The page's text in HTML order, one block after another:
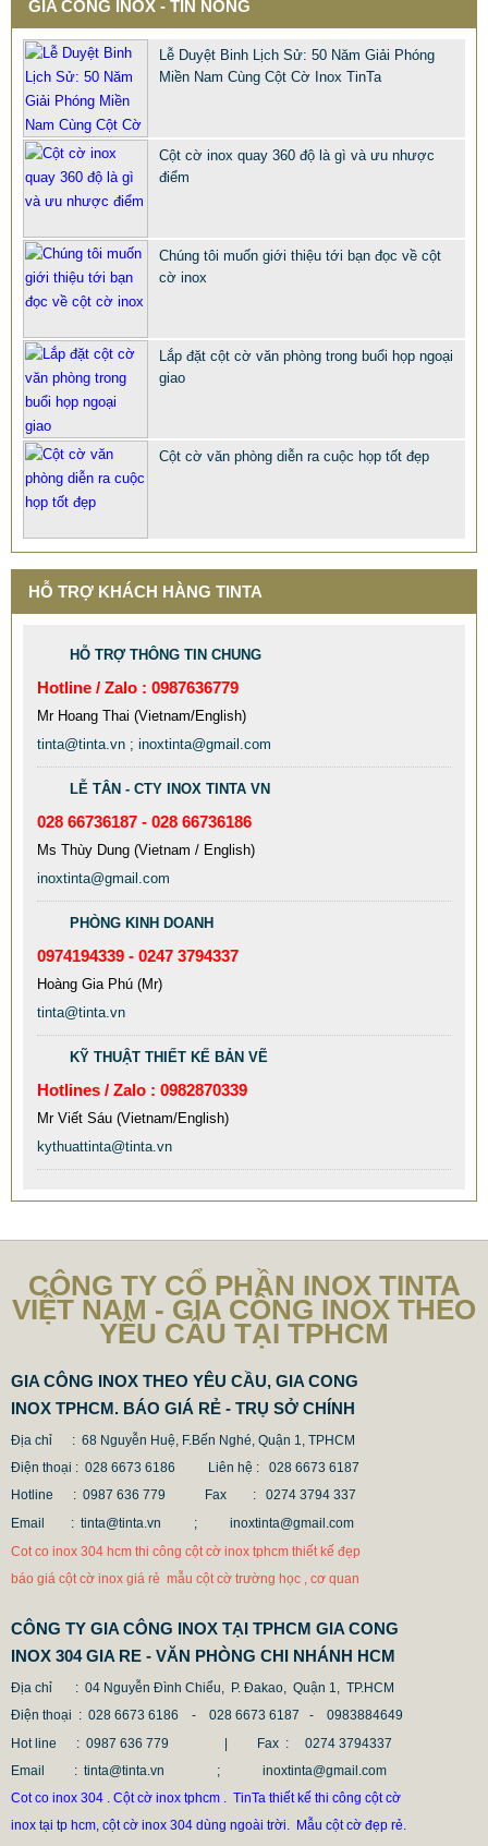
QUÀ TẶNG Ý NGHĨA CHO SẾP – ĐỘC LẠ, SANG TRỌNG -
CỜ ĐỂ BÀN & HỘP BÚT CAO CẤP
Mẫu: QUA TANG Y NGHIA CHO SEP
MẪU XE ĐẨY INOX ĐẸP GIÁ RẺ - XE ĐẨY HÀNH LÝ SÂN
BAY TẠI TPHCM THƯƠNG HIỆU TINTA
9.577.900 VNĐ
Mẫu: MAU XE DAY INOX 304 GIA RE
2.896.700 VNĐ2.986.700 VNĐ
Mẫu: MAU COT CO INOX 304
GIA CÔNG INOX - TIN NÓNG
Lễ Duyệt Binh Lịch Sử: 50 Năm Giải Phóng
Miền Nam Cùng Cột Cờ Inox TinTa
Cột cờ inox quay 360 độ là gì và ưu nhược
điểm
Chúng tôi muốn giới thiệu tới bạn đọc về cột
cờ inox
Lắp đặt cột cờ văn phòng trong buổi họp ngoại
giao
Cột cờ văn phòng diễn ra cuộc họp tốt đẹp
HỖ TRỢ KHÁCH HÀNG TINTA
HỖ TRỢ THÔNG TIN CHUNG
Hotline / Zalo : 0987636779
Mr Hoang Thai (Vietnam/English)
tinta@tinta.vn ; inoxtinta@gmail.com
LỄ TÂN - CTY INOX TINTA VN
028 66736187 - 028 66736186
Ms Thùy Dung (Vietnam / English)
inoxtinta@gmail.com
PHÒNG KINH DOANH
0974194339 - 0247 3794337
Hoàng Gia Phú (Mr)
tinta@tinta.vn
KỸ THUẬT THIẾT KẾ BẢN VẼ
Hotlines / Zalo : 0982870339
Mr Viết Sáu (Vietnam/English)
kythuattinta@tinta.vn
CÔNG TY CỔ PHẦN INOX TINTA
VIỆT NAM - GIA CÔNG INOX THEO
YÊU CẦU TẠI TPHCM
GIA CÔNG INOX THEO YÊU CẦU, GIA CONG
INOX TPHCM. BÁO GIÁ RẺ - TRỤ SỞ CHÍNH
Địa chỉ : 68 Nguyễn Huệ, F.Bến Nghé, Quận 1, TPHCM
Điện thoại : 028 6673 6186
Liên hệ : 028 6673 6187
Hotline : 0987 636 779 Fax
: 0274 3794 337
Email : tinta@tinta.vn ;
inoxtinta@gmail.com
Cot co inox 304 hcm thi công cột cờ inox tphcm thiết kế đẹp
báo giá cột cờ inox giá rẻ mẫu cột cờ trường học , cơ quan
CÔNG TY GIA CÔNG INOX TẠI TPHCM GIA CONG
INOX 304 GIA RE - VĂN PHÒNG CHI NHÁNH HCM
Địa chỉ
: 04 Nguyễn Đình Chiểu, P. Đakao, Quận 1, TP.HCM
Điện thoại : 028 6673 6186 - 028 6673 6187 -
0983884649
Hot line
: 0987 636 779 | Fax :
0274 3794337
Email
: tinta@tinta.vn ; inoxtinta@gmail.com
Cot co inox 304 . Cột cờ inox tphcm . TinTa thiết kế thi công cột cờ
inox tại tp hcm, cột cờ inox 304 dùng ngoài trời. Mẫu cột cờ đẹp rẻ.